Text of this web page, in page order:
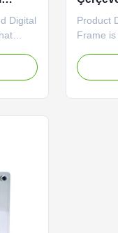
Digital
Product
Frame
your
variety